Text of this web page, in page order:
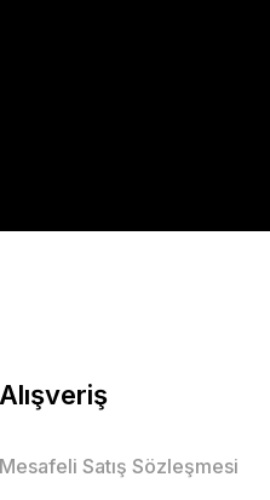
Alışveriş
Mesafeli Satış Sözleşmesi